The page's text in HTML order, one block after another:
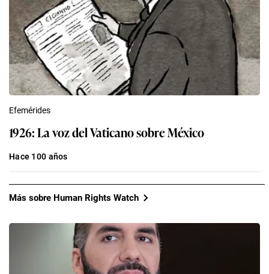
Efemérides
1926: La voz del Vaticano sobre México
Hace 100 años
Más sobre Human Rights Watch